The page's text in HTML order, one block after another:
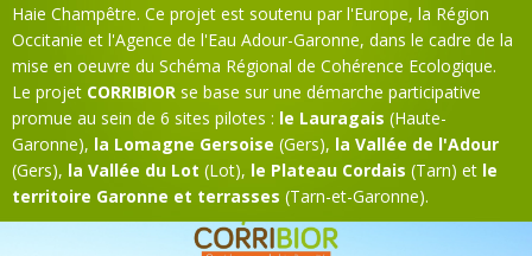
Haie Champêtre. Ce projet est soutenu par l'Europe, la Région
Occitanie et l'Agence de l'Eau Adour-Garonne, dans le cadre de la
mise en oeuvre du Schéma Régional de Cohérence Ecologique.
Le projet CORRIBIOR se base sur une démarche participative
promue au sein de 6 sites pilotes : le Lauragais (Haute-
Garonne), la Lomagne Gersoise (Gers), la Vallée de l'Adour
(Gers), la Vallée du Lot (Lot), le Plateau Cordais (Tarn) et le
territoire Garonne et terrasses (Tarn-et-Garonne).